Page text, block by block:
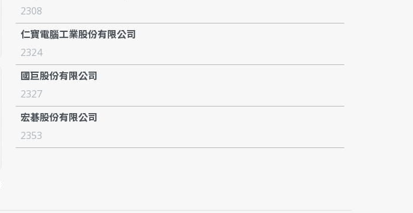
2308
仁寶電腦工業股份有限公司
2324
國巨股份有限公司
2327
宏碁股份有限公司
2353